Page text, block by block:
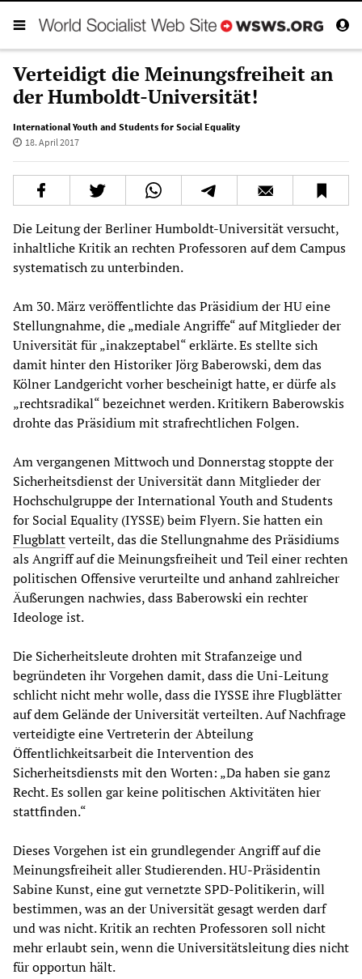
Verteidigt die Meinungsfreiheit an
der Humboldt-Universität!
International Youth and Students for Social Equality
18. April 2017
Die Leitung der Berliner Humboldt-Universität versucht,
inhaltliche Kritik an rechten Professoren auf dem Campus
systematisch zu unterbinden.
Am 30. März veröffentlichte das Präsidium der HU eine
Stellungnahme, die „mediale Angriffe“ auf Mitglieder der
Universität für „inakzeptabel“ erklärte. Es stellte sich
damit hinter den Historiker Jörg Baberowski, dem das
Kölner Landgericht vorher bescheinigt hatte, er dürfe als
„rechtsradikal“ bezeichnet werden. Kritikern Baberowskis
drohte das Präsidium mit strafrechtlichen Folgen.
Am vergangenen Mittwoch und Donnerstag stoppte der
Sicherheitsdienst der Universität dann Mitglieder der
Hochschulgruppe der International Youth and Students
for Social Equality (IYSSE) beim Flyern. Sie hatten ein
Flugblattverteilt, das die Stellungnahme des Präsidiums
als Angriff auf die Meinungsfreiheit und Teil einer rechten
politischen Offensive verurteilte und anhand zahlreicher
Äußerungen nachwies, dass Baberowski ein rechter
Ideologe ist.
Die Sicherheitsleute drohten mit Strafanzeige und
begründeten ihr Vorgehen damit, dass die Uni-Leitung
schlicht nicht mehr wolle, dass die IYSSE ihre Flugblätter
auf dem Gelände der Universität verteilten. Auf Nachfrage
verteidigte eine Vertreterin der Abteilung
Öffentlichkeitsarbeit die Intervention des
Sicherheitsdiensts mit den Worten: „Da haben sie ganz
Recht. Es sollen gar keine politischen Aktivitäten hier
stattfinden.“
Dieses Vorgehen ist ein grundlegender Angriff auf die
Meinungsfreiheit aller Studierenden. HU-Präsidentin
Sabine Kunst, eine gut vernetzte SPD-Politikerin, will
bestimmen, was an der Universität gesagt werden darf
und was nicht. Kritik an rechten Professoren soll nicht
mehr erlaubt sein, wenn die Universitätsleitung dies nicht
für opportun hält.